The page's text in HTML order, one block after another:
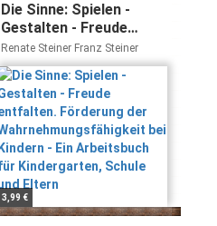
Die Sinne: Spielen -
Gestalten - Freude
entfalten. Förderung
der
Wahrnehmungsfähigkeit
bei Kindern - Ein
Arbeitsbuch für
Kindergarten, Schule
und Eltern
Renate Steiner Franz Steiner
3,99 €